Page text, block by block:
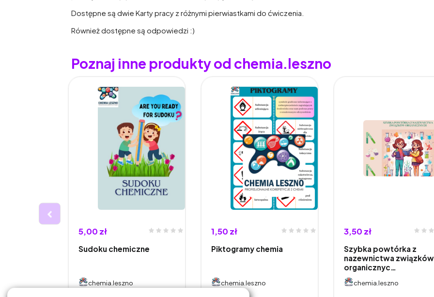
Dostępne są dwie Karty pracy z różnymi pierwiastkami do ćwiczenia.
Również dostępne są odpowiedzi :)
Poznaj inne produkty od chemia.leszno
5,00 zł
Sudoku chemiczne
chemia.leszno
1,50 zł
Piktogramy chemia
chemia.leszno
3,50 zł
Szybka powtórka z
nazewnictwa związków
organicznyc…
chemia.leszno